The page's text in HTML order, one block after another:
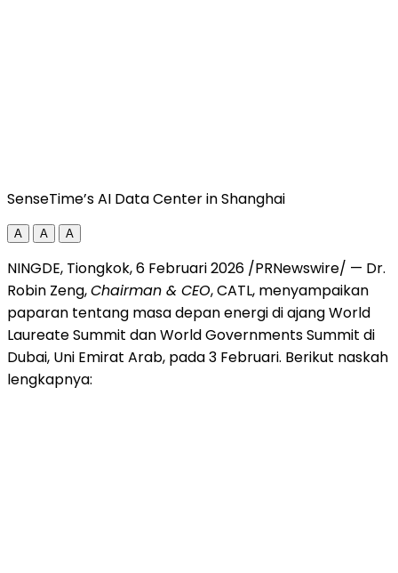
SenseTime’s AI Data Center in Shanghai
A A A
NINGDE, Tiongkok,6 Februari 2026 /PRNewswire/ — Dr.
Robin Zeng,Chairman & CEO, CATL, menyampaikan
paparan tentang masa depan energi di ajang World
Laureate Summit dan World Governments Summit di
Dubai, Uni Emirat Arab, pada 3 Februari. Berikut naskah
lengkapnya: